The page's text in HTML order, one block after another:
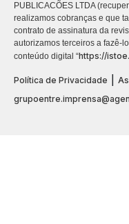
PUBLICACÕES LTDA
realizamos cobranças e que
contrato de assinatura da
autorizamos terceiros a fazê-
conteúdo digital “https://
Política de Privacidade